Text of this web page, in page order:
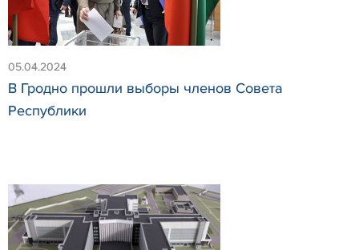
05.04.2024
В Гродно прошли выборы членов Совета
Республики